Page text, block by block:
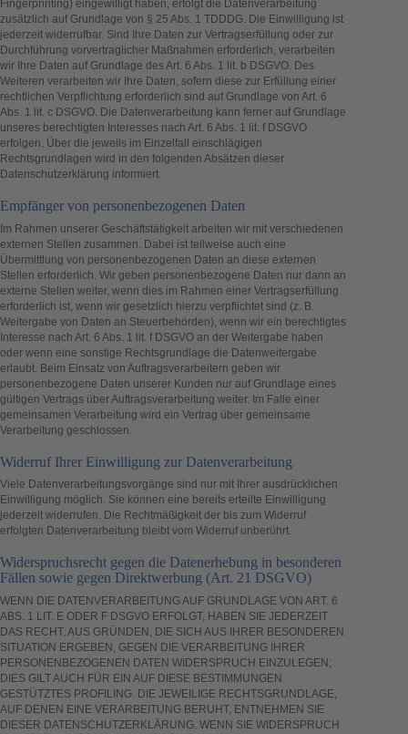
Fingerprinting) eingewilligt haben, erfolgt die Datenverarbeitung
zusätzlich auf Grundlage von § 25 Abs. 1 TDDDG. Die Einwilligung ist
jederzeit widerrufbar. Sind Ihre Daten zur Vertragserfüllung oder zur
Durchführung vorvertraglicher Maßnahmen erforderlich, verarbeiten
wir Ihre Daten auf Grundlage des Art. 6 Abs. 1 lit. b DSGVO. Des
Weiteren verarbeiten wir Ihre Daten, sofern diese zur Erfüllung einer
rechtlichen Verpflichtung erforderlich sind auf Grundlage von Art. 6
Abs. 1 lit. c DSGVO. Die Datenverarbeitung kann ferner auf Grundlage
unseres berechtigten Interesses nach Art. 6 Abs. 1 lit. f DSGVO
erfolgen. Über die jeweils im Einzelfall einschlägigen
Rechtsgrundlagen wird in den folgenden Absätzen dieser
Datenschutzerklärung informiert.
Empfänger von personenbezogenen Daten
Im Rahmen unserer Geschäftstätigkeit arbeiten wir mit verschiedenen
externen Stellen zusammen. Dabei ist teilweise auch eine
Übermittlung von personenbezogenen Daten an diese externen
Stellen erforderlich. Wir geben personenbezogene Daten nur dann an
externe Stellen weiter, wenn dies im Rahmen einer Vertragserfüllung
erforderlich ist, wenn wir gesetzlich hierzu verpflichtet sind (z. B.
Weitergabe von Daten an Steuerbehörden), wenn wir ein berechtigtes
Interesse nach Art. 6 Abs. 1 lit. f DSGVO an der Weitergabe haben
oder wenn eine sonstige Rechtsgrundlage die Datenweitergabe
erlaubt. Beim Einsatz von Auftragsverarbeitern geben wir
personenbezogene Daten unserer Kunden nur auf Grundlage eines
gültigen Vertrags über Auftragsverarbeitung weiter. Im Falle einer
gemeinsamen Verarbeitung wird ein Vertrag über gemeinsame
Verarbeitung geschlossen.
Widerruf Ihrer Einwilligung zur Datenverarbeitung
Viele Datenverarbeitungsvorgänge sind nur mit Ihrer ausdrücklichen
Einwilligung möglich. Sie können eine bereits erteilte Einwilligung
jederzeit widerrufen. Die Rechtmäßigkeit der bis zum Widerruf
erfolgten Datenverarbeitung bleibt vom Widerruf unberührt.
Widerspruchsrecht gegen die Datenerhebung in besonderen
Fällen sowie gegen Direktwerbung (Art. 21 DSGVO)
WENN DIE DATENVERARBEITUNG AUF GRUNDLAGE VON ART. 6
ABS. 1 LIT. E ODER F DSGVO ERFOLGT, HABEN SIE JEDERZEIT
DAS RECHT, AUS GRÜNDEN, DIE SICH AUS IHRER BESONDEREN
SITUATION ERGEBEN, GEGEN DIE VERARBEITUNG IHRER
PERSONENBEZOGENEN DATEN WIDERSPRUCH EINZULEGEN;
DIES GILT AUCH FÜR EIN AUF DIESE BESTIMMUNGEN
GESTÜTZTES PROFILING. DIE JEWEILIGE RECHTSGRUNDLAGE,
AUF DENEN EINE VERARBEITUNG BERUHT, ENTNEHMEN SIE
DIESER DATENSCHUTZERKLÄRUNG. WENN SIE WIDERSPRUCH